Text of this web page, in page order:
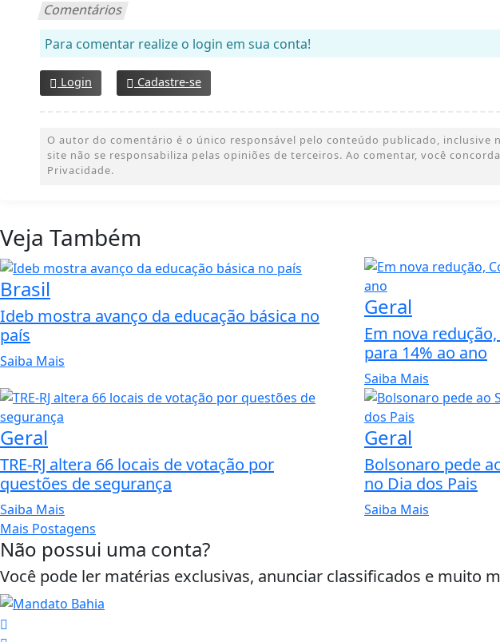
Comentários
Para comentar realize o login em sua conta!
Login Cadastre-se
O autor do comentário é o único responsável pelo conteúdo publicado, inclusive
site não se responsabiliza pelas opiniões de terceiros. Ao comentar, você
Privacidade.
Veja Também
Brasil
Ideb mostra avanço da educação básica no
país
Saiba Mais
Geral
Em nova
para 14% ao ano
Saiba Mais
Geral
TRE-RJ altera 66 locais de votação por
questões de segurança
Saiba Mais
Geral
Bolsonaro pede
no Dia dos Pais
Saiba Mais
Mais Postagens
Não possui uma conta?
Você pode ler matérias exclusivas, anunciar classificados e muito